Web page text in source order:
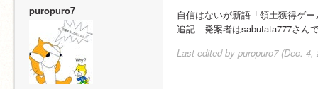
puropuro7
自信はないが新語「領土獲得ゲー
追記　発案者はsabutata777さん
Last edited by puropuro7 (Dec. 4,